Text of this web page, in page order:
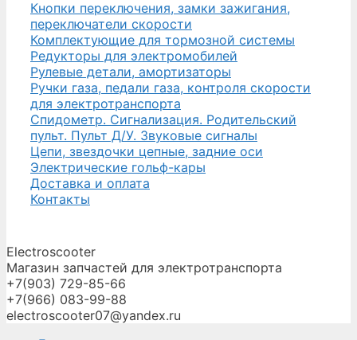
Кнопки переключения, замки зажигания,
переключатели скорости
Комплектующие для тормозной системы
Редукторы для электромобилей
Рулевые детали, амортизаторы
Ручки газа, педали газа, контроля скорости
для электротранспорта
Спидометр. Сигнализация. Родительский
пульт. Пульт Д/У. Звуковые сигналы
Цепи, звездочки цепные, задние оси
Электрические гольф-кары
Доставка и оплата
Контакты
Electroscooter
Магазин запчастей для электротранспорта
+7(903) 729-85-66
+7(966) 083-99-88
electroscooter07@yandex.ru